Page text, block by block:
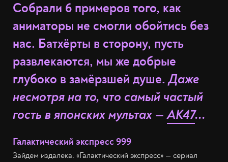
Собрали 6 примеров того, как
аниматоры не смогли обойтись без
нас. Батхёрты в сторону, пусть
развлекаются, мы же добрые
глубоко в замёрзшей душе.Даже
несмотря на то, что самый частый
гость в японских мультах — АК47...
Галактический экспресс 999
Зайдем издалека. «Галактический экспресс» — сериал